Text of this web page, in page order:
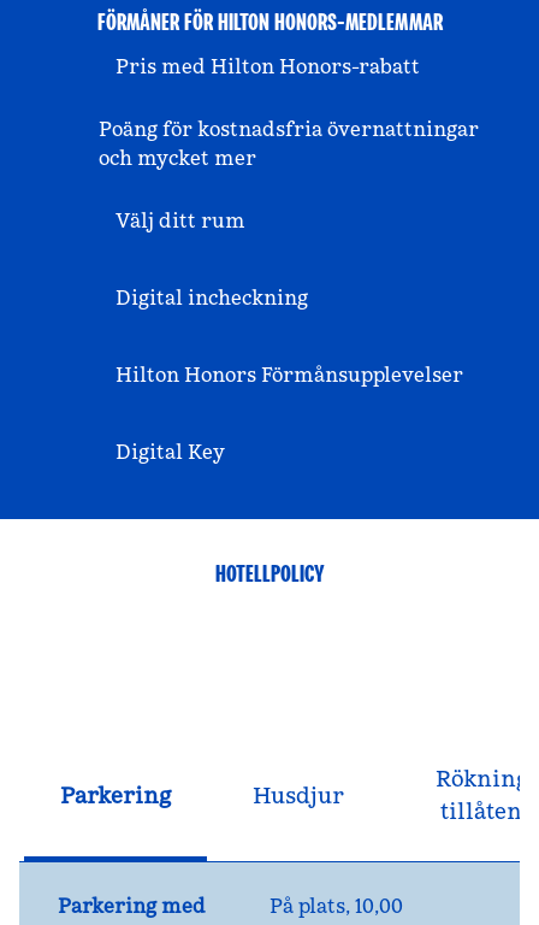
FÖRMÅNER FÖR HILTON HONORS-MEDLEMMAR
Pris med Hilton Honors-rabatt
Poäng för kostnadsfria övernattningar
och mycket mer
Välj ditt rum
Digital incheckning
Hilton Honors Förmånsupplevelser
Digital Key
HOTELLPOLICY
Parkering Husdjur
Rökning
tillåten
Parkering med
På plats, 10,00